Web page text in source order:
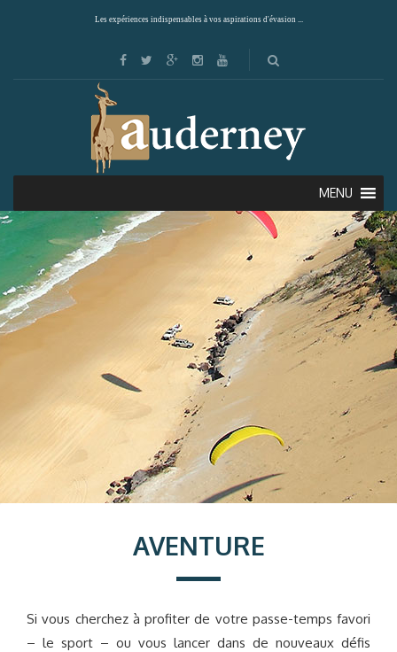
Les expériences indispensables à vos aspirations d'évasion ...
MENU
AVENTURE
Si vous cherchez à profiter de votre passe-temps favori
– le sport – ou vous lancer dans de nouveaux défis